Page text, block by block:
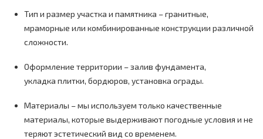
Тип и размер участка и памятника – гранитные,
мраморные или комбинированные конструкции различной
сложности.
Оформление территории – залив фундамента,
укладка плитки, бордюров, установка ограды.
Материалы – мы используем только качественные
материалы, которые выдерживают погодные условия и не
теряют эстетический вид со временем.